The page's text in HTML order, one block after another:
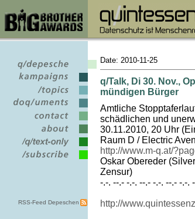
RSS-Feed Depeschen
Date: 2010-11-25
q/Talk, Di 30. Nov.,
mündigen Bürger
Amtliche
schädlichen und
30.11.2010, 20 Uhr
Raum D / Electric
http://www.m-q.at/
Oskar Obereder
Zensur)
-.-. --.- -.-. --.- -.-. --.- -.-.
http://